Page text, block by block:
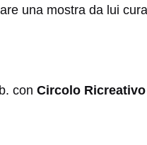
una mostra da lui
con Circolo